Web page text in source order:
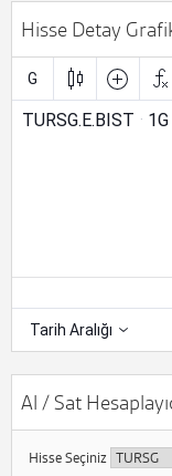
Hisse Detay
Al / Sat
Hisse Seçiniz